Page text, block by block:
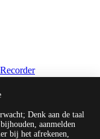
Denk aan de taal
aanmelden
bij het afrekenen,